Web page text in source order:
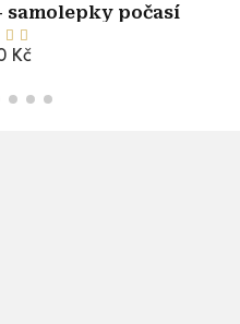
samolepky počasí
 
Kč
košíku